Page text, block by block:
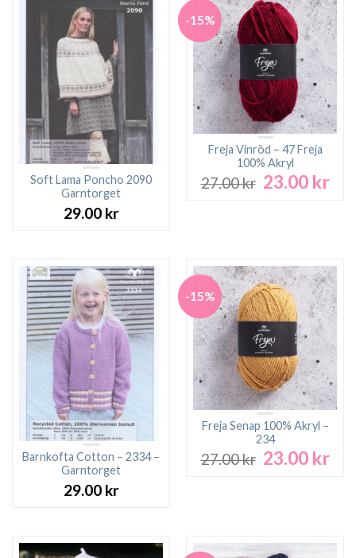
Soft Lama Poncho 2090
Garntorget
29.00 kr
-15%
Freja Vinröd – 47 Freja
100% Akryl
27.00kr Det
23.00 krDet
Barnkofta Cotton – 2334 –
Garntorget
29.00 kr
-15%
Freja Senap 100% Akryl –
234
27.00kr Det
23.00 krDet